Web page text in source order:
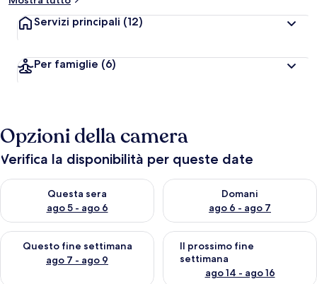
Servizi principali (12)
Per famiglie (6)
Opzioni della camera
Verifica la disponibilità per queste date
Questa sera
ago 5 - ago 6
Verifica la disponibilità per questa sera, ago 5 - ago 6
Domani
ago 6 - ago 7
Verifica la disponibilità per
Questo fine settimana
ago 7 - ago 9
Verifica la disponibilità per questo fine settimana, ago 7 - ago
Il prossimo fine
settimana
ago 14 - ago 16
Verifica la disponibilità per il